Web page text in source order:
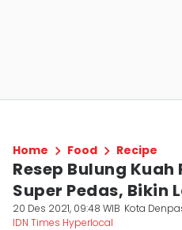
Home Food Recipe
Resep Bulung
Super Pedas, Bikin
20 Des 2021, 09:48 WIB Kota
IDN Times Hyperlocal